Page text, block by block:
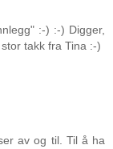
:-) :-) Digger,
takk fra Tina :-)
av og til. Til å ha